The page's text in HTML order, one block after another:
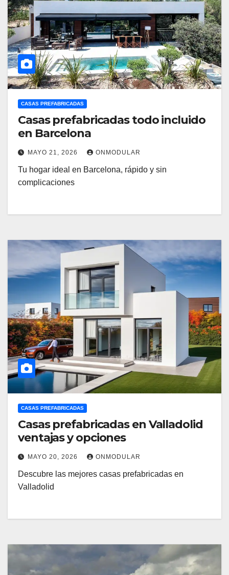
CASAS PREFABRICADAS
Casas prefabricadas todo incluido
en Barcelona
MAYO 21, 2026 ONMODULAR
Tu hogar ideal en Barcelona, rápido y sin
complicaciones
CASAS PREFABRICADAS
Casas prefabricadas en Valladolid
ventajas y opciones
MAYO 20, 2026 ONMODULAR
Descubre las mejores casas prefabricadas en
Valladolid